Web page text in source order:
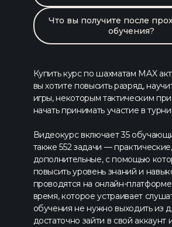
Что вы получите после
обучения?
Купить курс по шахматам MAX
вы хотите повысить разряд,
игры, некоторым тактическим
начать принимать участие в
Видеокурс включает 35
также 552 задачи —
дополнительные, с помощью
повысить уровень знаний и
проводятся на онлайн-
время, которое устраивает
обучения не нужно выходить из
достаточно зайти в свой аккаунт